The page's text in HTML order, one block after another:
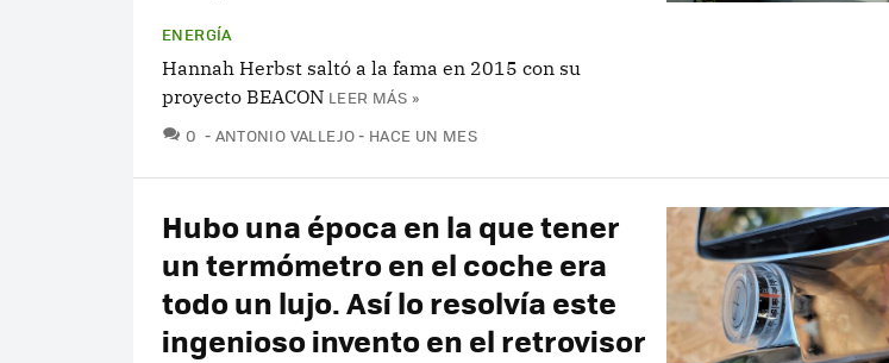
ENERGÍA
Hannah Herbst saltó a la fama en 2015 con su
proyecto BEACON LEER MÁS »
0 COMENTARIOS
ANTONIO VALLEJO HACE UN MES
Hubo una época en la que tener
un termómetro en el coche era
todo un lujo. Así lo resolvía este
ingenioso invento en el retrovisor